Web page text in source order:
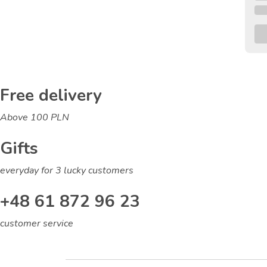
Free delivery
Above 100 PLN
Gifts
everyday for 3 lucky customers
+48 61 872 96 23
customer service